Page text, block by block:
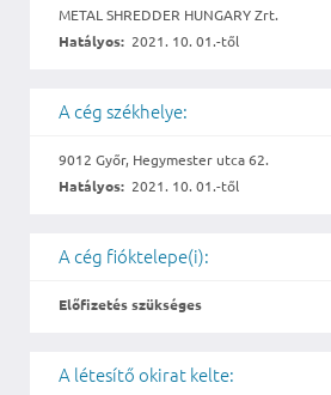
METAL SHREDDER HUNGARY Zrt.
Hatályos: 2021. 10. 01.-től
A cég székhelye:
9012 Győr, Hegymester utca 62.
Hatályos: 2021. 10. 01.-től
A cég fióktelepe(i):
Előfizetés szükséges
A létesítő okirat kelte: